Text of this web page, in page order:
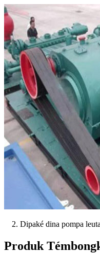
2. Dipaké dina pompa
Produk